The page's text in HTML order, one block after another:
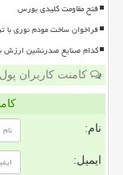
فتح مقاومت کلیدی بورس
فراخوان ساخت مودم نوری با
کدام صنایع صدرنشین ارزش بازار
کامنت کاربران
نام:
ایمیل: